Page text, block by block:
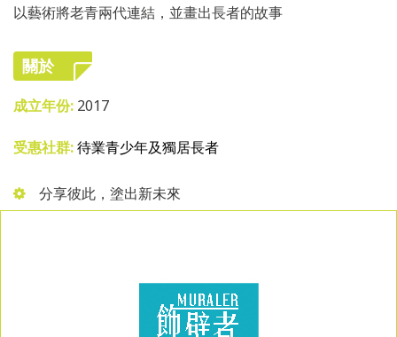
以藝術將老青兩代連結，並畫出長者的故事
關於
成立年份: 2017
受惠社群:待業青少年及獨居長者
分享彼此，塗出新未來